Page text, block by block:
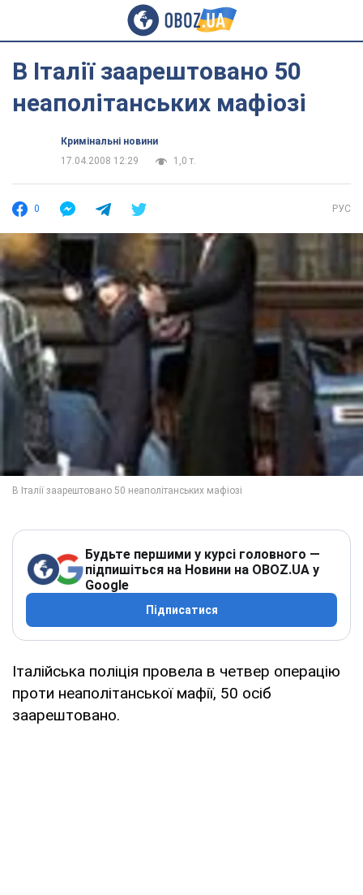
В Італії заарештовано 50
неаполітанських мафіозі
Кримінальні новини
17.04.2008 12:29
1,0 т.
0 РУС
Будьте першими у курсі головного —
підпишіться на Новини на OBOZ.UA у
Google
Підписатися
Італійська поліція провела в четвер операцію
проти неаполітанської мафії, 50 осіб
заарештовано.